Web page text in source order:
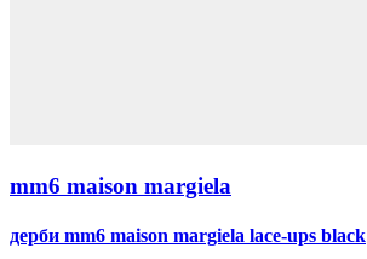
mm6 maison margiela
дерби mm6 maison margiela lace-ups black